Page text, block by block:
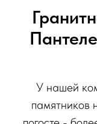
У нашей
памятников